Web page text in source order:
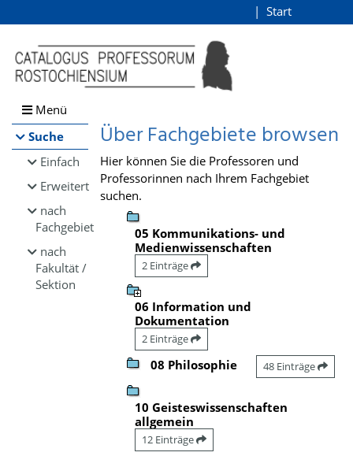
Browsen
direkt zum Inhalt
Start
Menü
Suche
Einfach
Erweitert
nach
Fachgebiet
nach
Fakultät /
Sektion
Über Fachgebiete browsen
Hier können Sie die Professoren und
Professorinnen nach Ihrem Fachgebiet
suchen.
05 Kommunikations- und
Medienwissenschaften
2 Einträge
06 Information und
Dokumentation
2 Einträge
08 Philosophie 48 Einträge
10 Geisteswissenschaften
allgemein
12 Einträge